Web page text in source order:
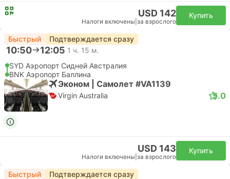
USD 142
Налоги включены за взрослого
Купить
Быстрый Подтверждается сразу
10:50 12:05 1 ч. 15 м.
SYD Аэропорт Сидней Австралия
BNK Аэропорт Баллина
Эконом | Самолет #VA1139
Virgin Australia 5.0
USD 143
Налоги включены за взрослого
Купить
Быстрый Подтверждается сразу